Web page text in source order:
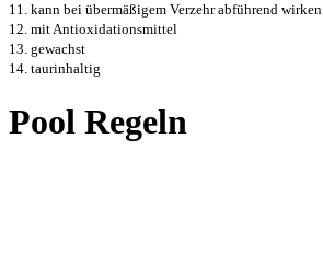
11. kann bei übermäßigem Verzehr abführend wirken
12. mit Antioxidationsmittel
13. gewachst
14. taurinhaltig
Pool Regeln